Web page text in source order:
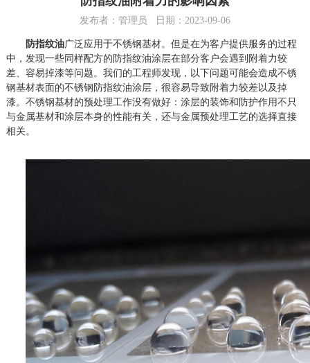
发布者：管理员 日期：2023-09-06
防指纹油广泛应用于不锈钢基材。但是在为客户提供服务的过程
中，发现一些同样配方的防指纹油涂层在部分客户会遇到附着力较
差、容易掉漆等问题。我们的工程师发现，以下问题可能会造成不锈
钢基材表面的不锈钢防指纹油涂层，很容易导致附着力较差以及掉
漆。不锈钢基材的预处理工作没有做好：涂层的装饰和防护作用不只
与金属基材和涂层本身的性能有关，还与金属预处理工艺的选择直接
相关。